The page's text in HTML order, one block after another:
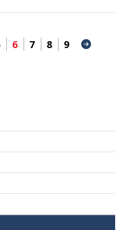
6 7 8 9